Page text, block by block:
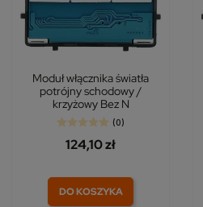
Moduł włącznika światła
potrójny schodowy /
krzyżowy Bez N
(0)
124,10 zł
DO KOSZYKA